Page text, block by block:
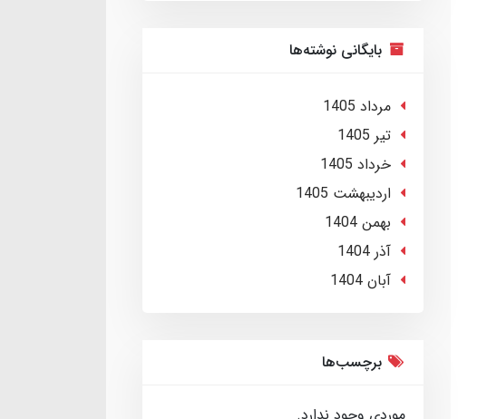
بایگانی نوشته‌ها
مرداد 1405
تير 1405
خرداد 1405
ارديبهشت 1405
بهمن 1404
آذر 1404
آبان 1404
برچسب‌ها